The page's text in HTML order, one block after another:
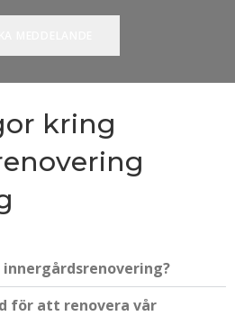
kring
för att renovera vår